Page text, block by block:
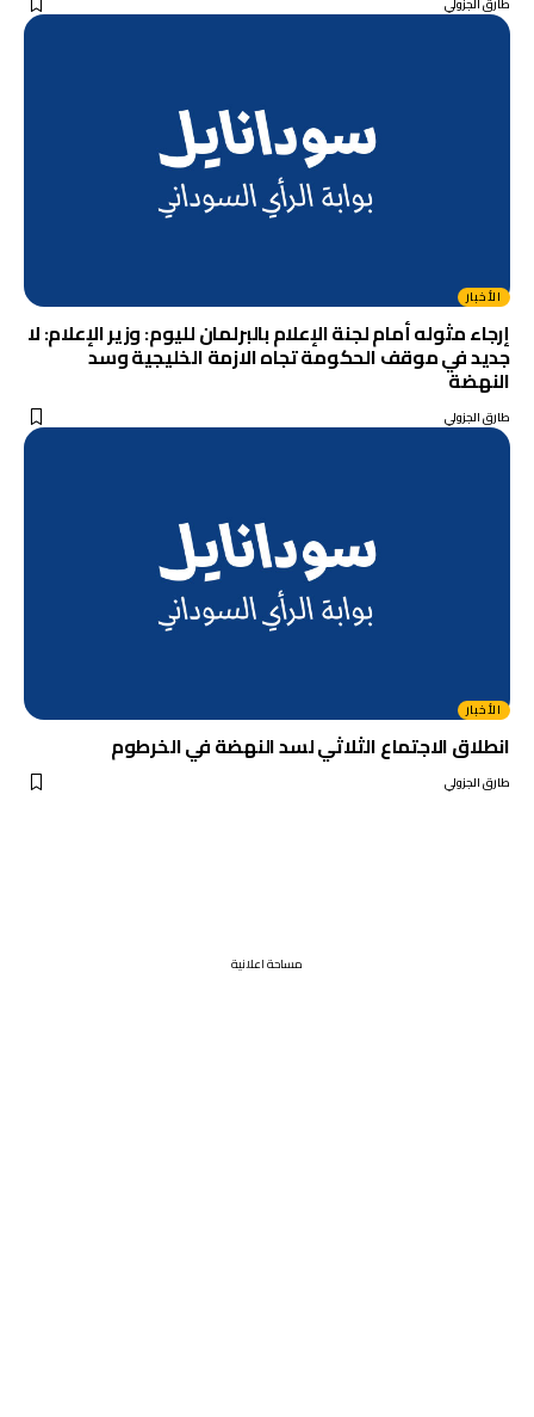
طارق الجزولي
الأخبار
إرجاء مثوله أمام لجنة الإعلام بالبرلمان لليوم: وزير الإعلام: لا
جديد في موقف الحكومة تجاه الازمة الخليجية وسد
النهضة
طارق الجزولي
الأخبار
انطلاق الاجتماع الثلاثي لسد النهضة في الخرطوم
طارق الجزولي
مساحة اعلانية